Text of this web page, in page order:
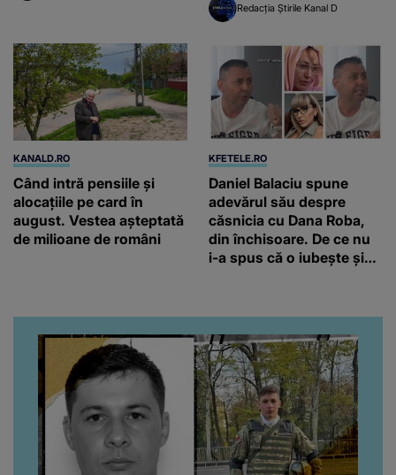
Redacția Știrile Kanal D
KANALD.RO
Când intră pensiile și
alocațiile pe card în
august. Vestea așteptată
de milioane de români
KFETELE.RO
Daniel Balaciu spune
adevărul său despre
căsnicia cu Dana Roba,
din închisoare. De ce nu
i-a spus că o iubește și
“Am suflet mare. Eu am
ajutat-o.”